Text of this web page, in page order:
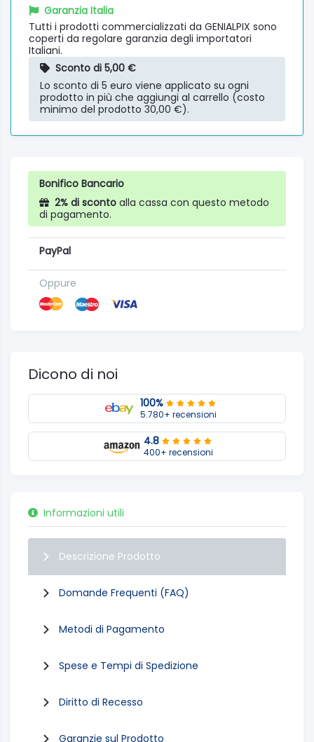
Garanzia Italia
Tutti i prodotti commercializzati da GENIALPIX sono
coperti da regolare garanzia degli importatori
Italiani.
Sconto di 5,00 €
Lo sconto di 5 euro viene applicato su ogni
prodotto in più che aggiungi al carrello (costo
minimo del prodotto 30,00 €).
Bonifico Bancario
2% di sconto alla cassa con questo metodo
di pagamento.
PayPal
Oppure
Dicono di noi
100%
5.780+ recensioni
4.8
400+ recensioni
Informazioni utili
Descrizione Prodotto
Domande Frequenti (FAQ)
Metodi di Pagamento
Spese e Tempi di Spedizione
Diritto di Recesso
Garanzie sul Prodotto